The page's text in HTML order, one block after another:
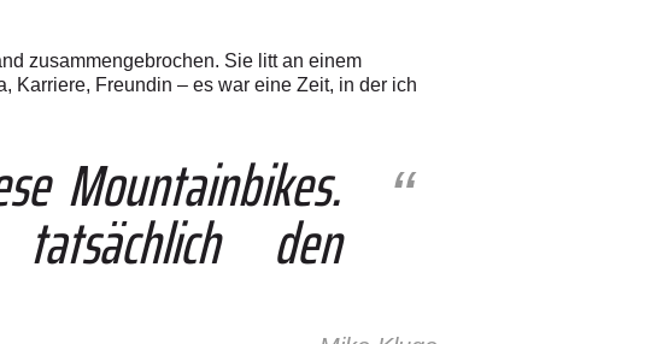
zusammengebrochen. Sie litt an einem
Karriere, Freundin – es war eine Zeit, in der ich
Mountainbikes.
den